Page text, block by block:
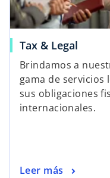
Tax & Legal
Brindamos a
gama de servicios
sus obligaciones
internacionales.
Leer más